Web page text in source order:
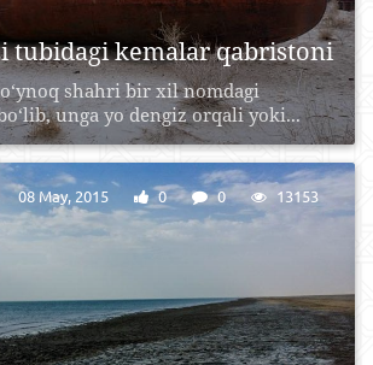
tubidagi kemalar qabristoni
shahri bir xil nomdagi
unga yo dengiz orqali yoki...
08 May, 2015 0 0 13153